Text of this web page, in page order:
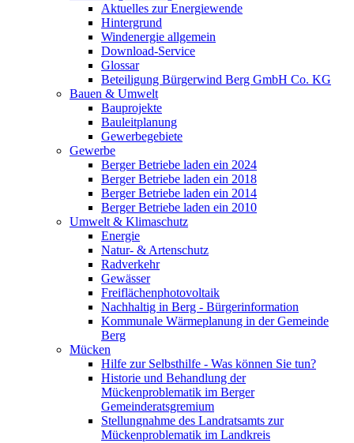
Aktuelles zur Energiewende
Hintergrund
Windenergie allgemein
Download-Service
Glossar
Beteiligung Bürgerwind Berg GmbH Co. KG
Bauen & Umwelt
Bauprojekte
Bauleitplanung
Gewerbegebiete
Gewerbe
Berger Betriebe laden ein 2024
Berger Betriebe laden ein 2018
Berger Betriebe laden ein 2014
Berger Betriebe laden ein 2010
Umwelt & Klimaschutz
Energie
Natur- & Artenschutz
Radverkehr
Gewässer
Freiflächenphotovoltaik
Nachhaltig in Berg - Bürgerinformation
Kommunale Wärmeplanung in der Gemeinde
Berg
Mücken
Hilfe zur Selbsthilfe - Was können Sie tun?
Historie und Behandlung der
Mückenproblematik im Berger
Gemeinderatsgremium
Stellungnahme des Landratsamts zur
Mückenproblematik im Landkreis